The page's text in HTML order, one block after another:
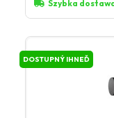
Szybka
DOSTUPNÝ IHNEĎ